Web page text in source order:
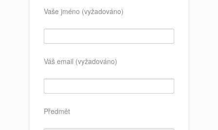
Vaše jméno (vyžadováno)
Váš email (vyžadováno)
Předmět